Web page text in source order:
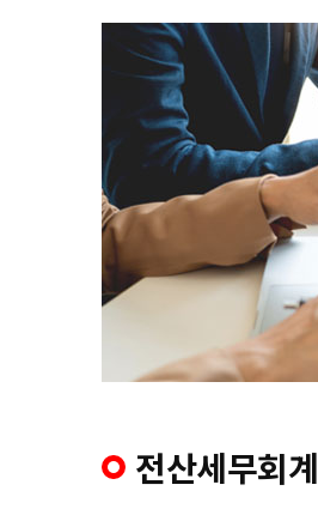
전산세무회계